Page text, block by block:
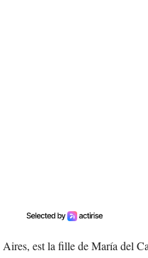
est la fille de María del